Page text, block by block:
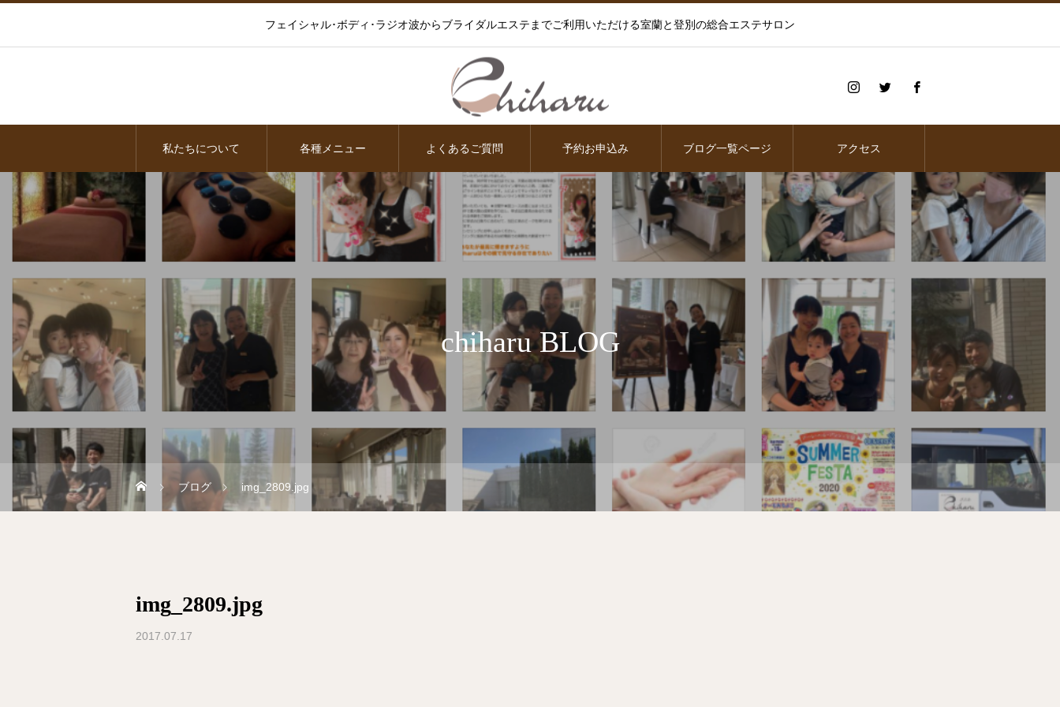
フェイシャル･ボディ･ラジオ波からブライダルエステまでご利用いただける室蘭と登別の総合エステサロン
私たちについて 各種メニュー よくあるご質問 予約お申込み ブログ一覧ページ アクセス
chiharu BLOG
ブログ img_2809.jpg
img_2809.jpg
2017.07.17